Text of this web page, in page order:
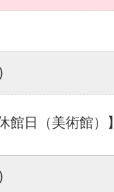
館日（美術館）】